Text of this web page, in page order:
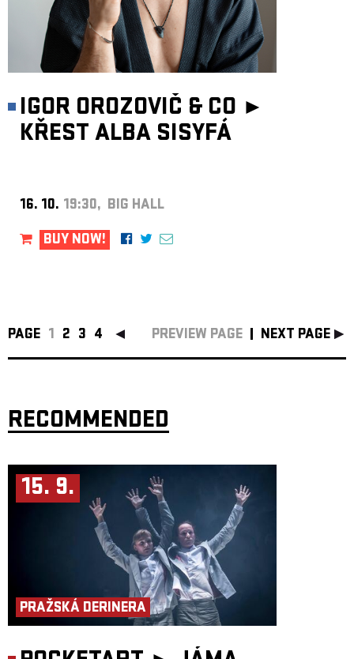
IGOR OROZOVIČ & CO ►
KŘEST ALBA SISYFÁ
16. 10. 19:30, BIG HALL
BUY NOW!
PAGE 1 2 3 4 PREVIEW PAGE NEXT PAGE
RECOMMENDED
15. 9.
PRAŽSKÁ DERINERA